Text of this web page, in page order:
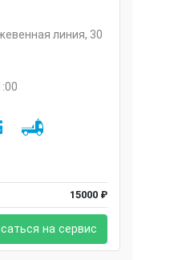
линия, 30
15000 ₽
на сервис